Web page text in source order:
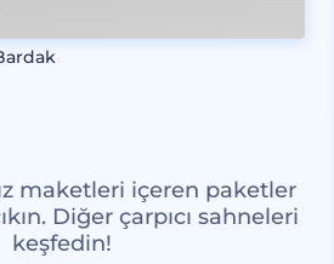
maketleri içeren paketler
Diğer çarpıcı sahneleri
keşfedin!